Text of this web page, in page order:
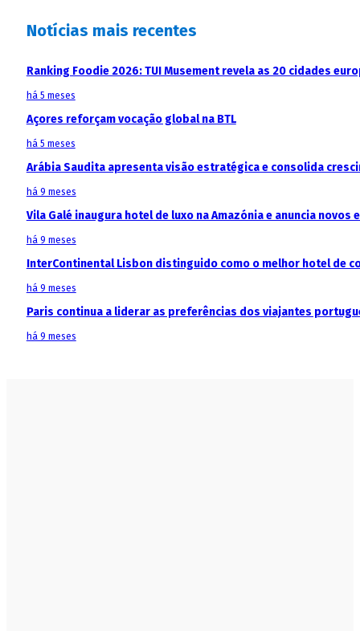
Notícias mais recentes
Ranking Foodie 2026: TUI Musement revela as 20 cidades
há 5 meses
Açores reforçam vocação global na BTL
há 5 meses
Arábia Saudita apresenta visão estratégica e consolida
há 9 meses
Vila Galé inaugura hotel de luxo na Amazónia e anuncia
há 9 meses
InterContinental Lisbon distinguido como o melhor hotel de
há 9 meses
Paris continua a liderar as preferências dos viajantes
há 9 meses